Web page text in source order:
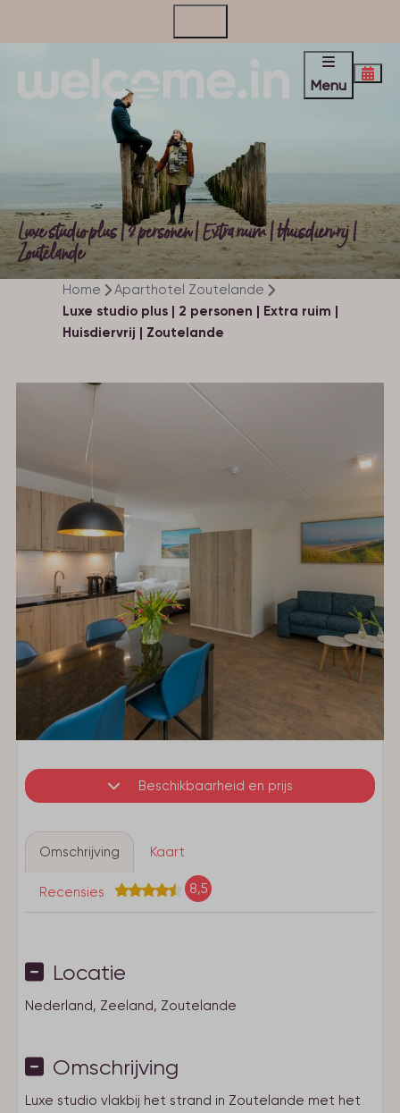
Menu
Luxe studio plus | 2 personen | Extra ruim | Huisdiervrij |
Zoutelande
Home
Aparthotel Zoutelande
Luxe studio plus | 2 personen | Extra ruim |
Huisdiervrij | Zoutelande
Beschikbaarheid en prijs
Omschrijving Kaart
Recensies 8,5
Locatie
Nederland, Zeeland, Zoutelande
Omschrijving
Luxe studio vlakbij het strand in Zoutelande met het